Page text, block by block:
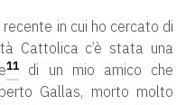
recente in cui ho cercato di
Cattolica c’è stata una
11
di un mio amico che
Gallas, morto molto